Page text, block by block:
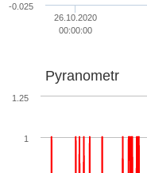
26.10.2020
00:00:00
-0.025
Pyranometr
1
1.25